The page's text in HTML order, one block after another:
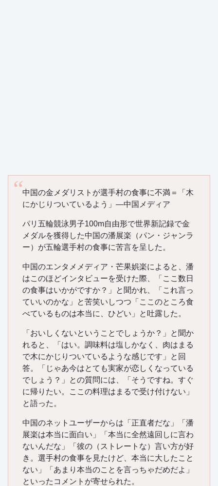
中国の金メダリストが選手村の食事に不満＝「木
にかじりついているよう」―中国メディア
パリ五輪競泳男子100m自由形で世界新記録で金
メダルを獲得した中国の潘展楽（パン・ジャンラ
ー）が五輪選手村の食事に苦言を呈した。
中国のエンタメメディア・芒果娯楽によると、潘
はこのほどインタビューを受けた際、「ここ数日
の食事はいかがですか？」と聞かれ、「これ言っ
ていいのかな」と苦笑いしつつ「ここのところ食
べているものは本当に、ひどい」と吐露した。
「おいしくないということでしょうか？」と聞か
れると、「はい。調味料は塩しかなく、肉はまる
で木にかじりついているような感じです」と回
答。「じゃあ今はとても実家が恋しくなっている
でしょう？」との質問には、「そうですね。すぐ
に帰りたい。ここの料理はまるで受け付けない」
と語った。
中国のネットユーザーからは「正直者だな」「潘
展楽は本当に面白い」「本当に全然遠回しに言わ
ないんだな」「彼の（ストレートな）言い方が好
き。選手村の食事を見たけど、本当に大したこと
ない」「あまり本当のことを言っちゃだめだよ」
といったコメントが寄せられた。